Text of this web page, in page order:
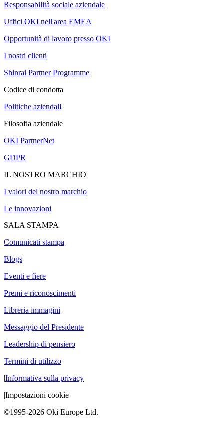
Responsabilità sociale aziendale
Uffici OKI nell'area EMEA
Opportunità di lavoro presso OKI
I nostri clienti
Shinrai Partner Programme
Codice di condotta
Politiche aziendali
Filosofia aziendale
OKI PartnerNet
GDPR
IL NOSTRO MARCHIO
I valori del nostro marchio
Le innovazioni
SALA STAMPA
Comunicati stampa
Blogs
Eventi e fiere
Premi e riconoscimenti
Libreria immagini
Messaggio del Presidente
Leadership di pensiero
Termini di utilizzo
|Informativa sulla privacy
|Impostazioni cookie
©1995-2026 Oki Europe Ltd.